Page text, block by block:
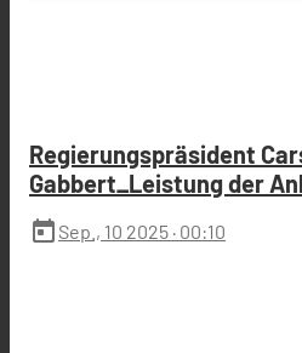
Regierungspräsident
Gabbert_Leistung der
today Sep., 10 2025 · 00:10